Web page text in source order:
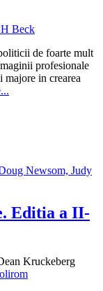
Beck
de foarte mult
profesionale
majore in crearea
Editia a II-
Kruckeberg